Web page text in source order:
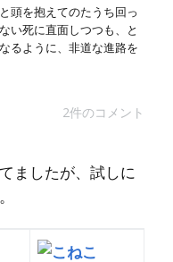
頭を抱えてのたうち回っ
い死に直面しつつも、と
るように、非道な進路を
2件のコメント
ましたが、試しに